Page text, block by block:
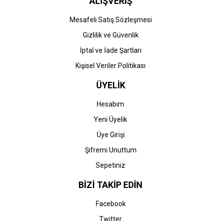
Mesafeli Satış Sözleşmesi
Gizlilik ve Güvenlik
İptal ve İade Şartları
Kişisel Veriler Politikası
ÜYELİK
Hesabım
Yeni Üyelik
Üye Girişi
Şifremi Unuttum
Sepetiniz
BİZİ TAKİP EDİN
Facebook
Twitter